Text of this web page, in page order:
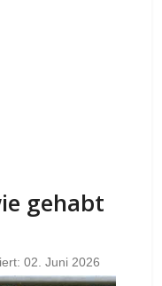
gehabt
02. Juni 2026